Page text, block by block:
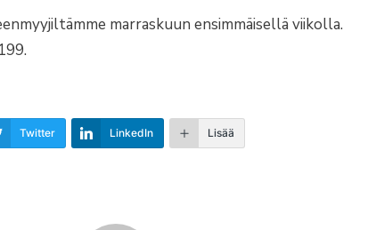
marraskuun ensimmäisellä viikolla.
Twitter LinkedIn Lisää